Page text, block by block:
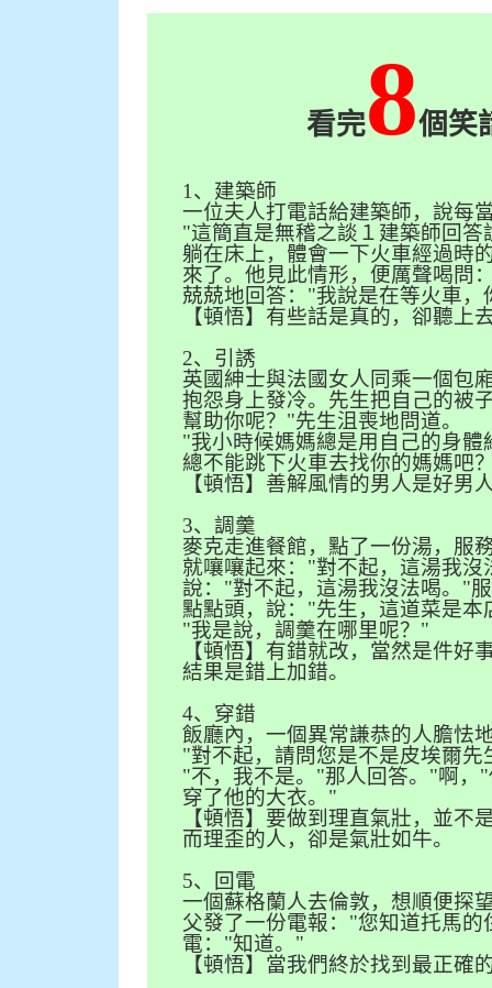
看完8個笑
1 、建築師
一位夫人打電話給建築師，說每
"這簡直是無稽之談１建築師回答
躺在床上，體會一下火車經過時
來了。他見此情形，便厲聲喝問
兢兢地回答： "我說是在等火車，
【頓悟】有些話是真的，卻聽上
2、引誘
英國紳士與法國女人同乘一個包
抱怨身上發冷。先生把自己的被
幫助你呢？ "先生沮喪地問道。
"我小時候媽媽總是用自己的身體
總不能跳下火車去找你的媽媽吧
【頓悟】善解風情的男人是好男
3、調羹
麥克走進餐館，點了一份湯，服
就嚷嚷起來： "對不起，這湯我沒
說： "對不起，這湯我沒法喝。 "
點點頭，說： "先生，這道菜是本
"我是說，調羹在哪里呢？ "
【頓悟】有錯就改，當然是件
結果是錯上加錯。
4、穿錯
飯廳內，一個異常謙恭的人膽怯
"對不起，請問您是不是皮埃爾先
"不，我不是。 "那人回答。 "啊， "
穿了他的大衣。 "
【頓悟】要做到理直氣壯，並
而理歪的人，卻是氣壯如牛。
5、回電
一個蘇格蘭人去倫敦，想順便探
父發了一份電報： "您知道托馬的
電： "知道。 "
【頓悟】當我們終於找到最正確